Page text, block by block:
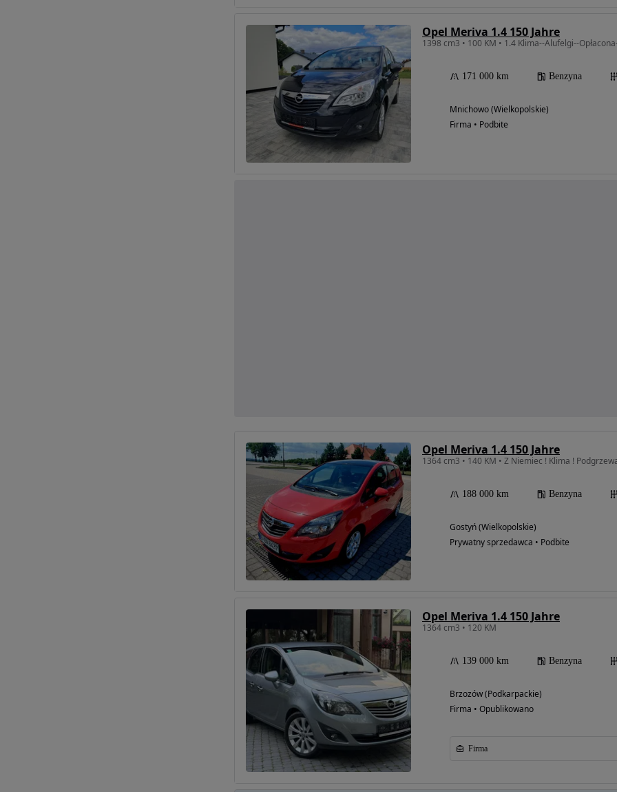
Opel Meriva 1.4 150 Jahre
1398 cm3 • 100 KM • 1.4 Klima--Alufelgi--
171 000 km Benzyna
Mnichowo (Wielkopolskie)
Firma • Podbite
Opel Meriva 1.4 150 Jahre
188 000 km Benzyna
Gostyń (Wielkopolskie)
Prywatny sprzedawca • Podbite
Opel Meriva 1.4 150 Jahre
1364 cm3 • 120 KM
139 000 km Benzyna
Brzozów (Podkarpackie)
Firma • Opublikowano
Firma